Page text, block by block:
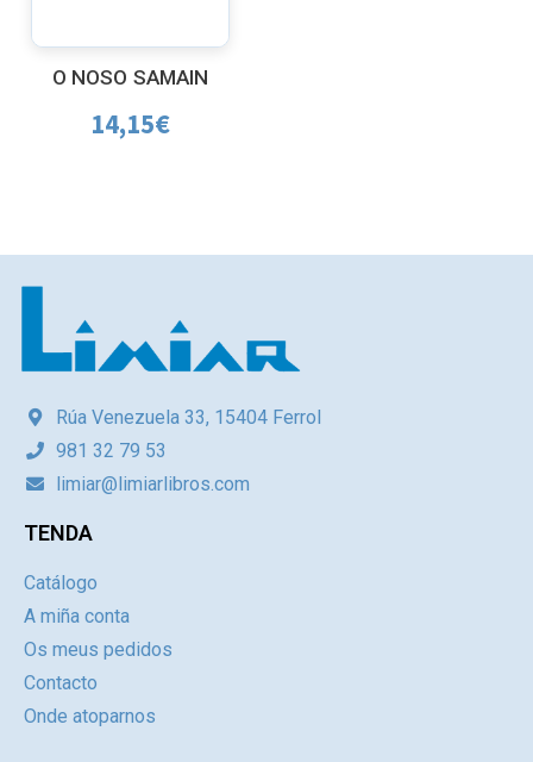
O NOSO SAMAIN
14,15€
Rúa Venezuela 33, 15404 Ferrol
981 32 79 53
limiar@limiarlibros.com
TENDA
Catálogo
A miña conta
Os meus pedidos
Contacto
Onde atoparnos